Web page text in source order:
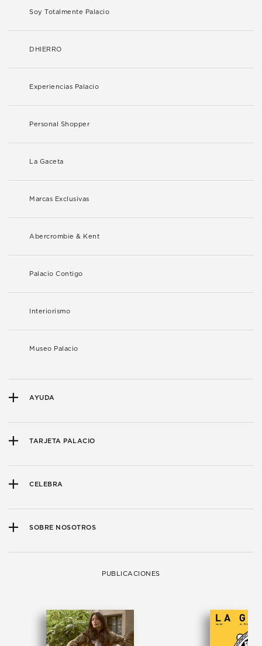
Soy Totalmente Palacio
DHIERRO
Experiencias Palacio
Personal Shopper
La Gaceta
Marcas Exclusivas
Abercrombie & Kent
Palacio Contigo
Interiorismo
Museo Palacio
AYUDA
TARJETA PALACIO
CELEBRA
SOBRE NOSOTROS
PUBLICACIONES